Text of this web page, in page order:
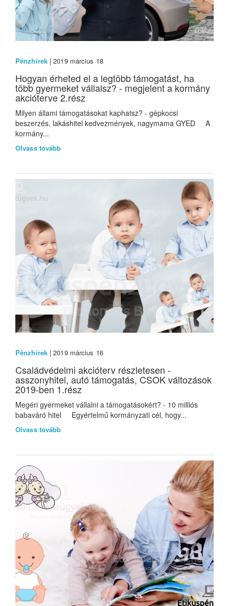
Pénzhírek| 2019 március 18
Hogyan érheted el a legtöbb támogatást, ha
több gyermeket vállalsz? - megjelent a kormány
akcióterve 2.rész
Milyen állami támogatásokat kaphatsz? - gépkocsi
beszerzés, lakáshitel kedvezmények, nagymama GYED A
kormány...
Olvass tovább
Pénzhírek| 2019 március 16
Családvédelmi akcióterv részletesen -
asszonyhitel, autó támogatás, CSOK változások
2019-ben 1.rész
Megéri gyermeket vállalni a támogatásokért? - 10 milliós
babaváró hitel Egyértelmű kormányzati cél, hogy...
Olvass tovább